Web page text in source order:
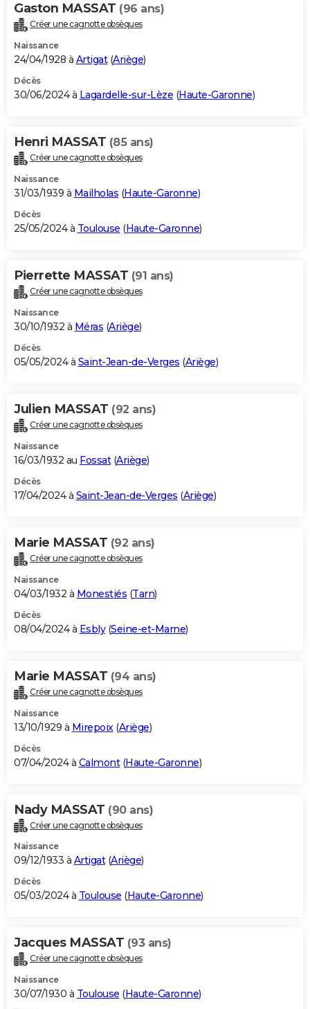
Gaston MASSAT (96 ans)
Créer une cagnotte obsèques
Naissance
24/04/1928 à Artigat(Ariège)
Décès
30/06/2024 à Lagardelle-sur-Lèze (Haute-Garonne)
Henri MASSAT (85 ans)
Créer une cagnotte obsèques
Naissance
31/03/1939 à Mailholas (Haute-Garonne)
Décès
25/05/2024 à Toulouse (Haute-Garonne)
Pierrette MASSAT (91 ans)
Créer une cagnotte obsèques
Naissance
30/10/1932 à Méras (Ariège)
Décès
05/05/2024 à Saint-Jean-de-Verges (Ariège)
Julien MASSAT (92 ans)
Créer une cagnotte obsèques
Naissance
16/03/1932 au Fossat(Ariège)
Décès
17/04/2024 à Saint-Jean-de-Verges (Ariège)
Marie MASSAT (92 ans)
Créer une cagnotte obsèques
Naissance
04/03/1932 à Monestiés (Tarn)
Décès
08/04/2024 à Esbly(Seine-et-Marne)
Marie MASSAT (94 ans)
Créer une cagnotte obsèques
Naissance
13/10/1929 à Mirepoix (Ariège)
Décès
07/04/2024 à Calmont(Haute-Garonne)
Nady MASSAT (90 ans)
Créer une cagnotte obsèques
Naissance
09/12/1933 à Artigat(Ariège)
Décès
05/03/2024 à Toulouse (Haute-Garonne)
Jacques MASSAT (93 ans)
Créer une cagnotte obsèques
Naissance
30/07/1930 à Toulouse (Haute-Garonne)